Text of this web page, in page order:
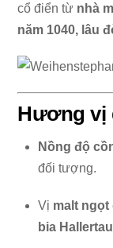
cổ điển từ nhà
năm 1040, lâu
Hương vị
Nồng độ
đối tượng.
Vị malt ngọt
bia Hallertau